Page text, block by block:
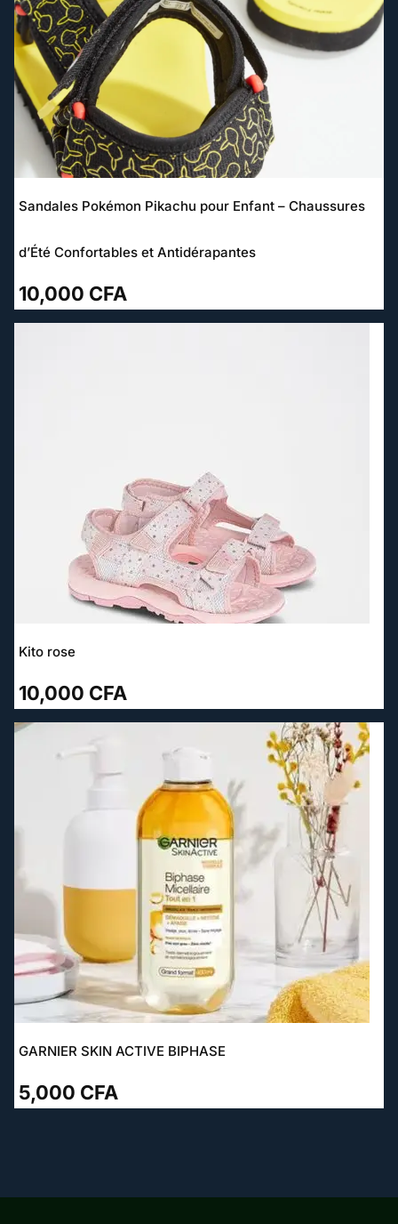
Sandales Pokémon Pikachu pour Enfant – Chaussures
d’Été Confortables et Antidérapantes
10,000 CFA
Kito rose
10,000 CFA
GARNIER SKIN ACTIVE BIPHASE
5,000 CFA